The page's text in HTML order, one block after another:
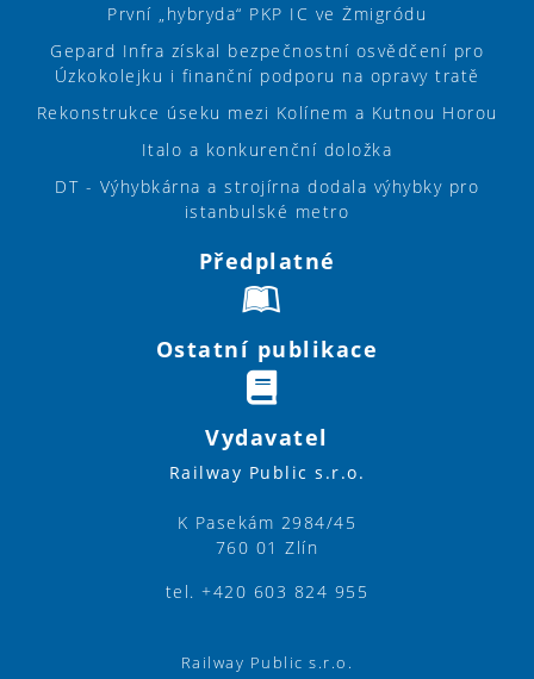
První „hybryda“ PKP IC ve Żmigródu
Gepard Infra získal bezpečnostní osvědčení pro
Úzkokolejku i finanční podporu na opravy tratě
Rekonstrukce úseku mezi Kolínem a Kutnou Horou
Italo a konkurenční doložka
DT - Výhybkárna a strojírna dodala výhybky pro
istanbulské metro
Předplatné
Ostatní publikace
Vydavatel
Railway Public s.r.o.
K Pasekám 2984/45
760 01 Zlín
tel. +420 603 824 955
Railway Public s.r.o.